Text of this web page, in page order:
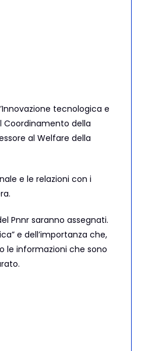
tecnologica e
Coordinamento della
al Welfare della
e le relazioni con i
Pnnr saranno assegnati.
e dell’importanza che,
le informazioni che sono